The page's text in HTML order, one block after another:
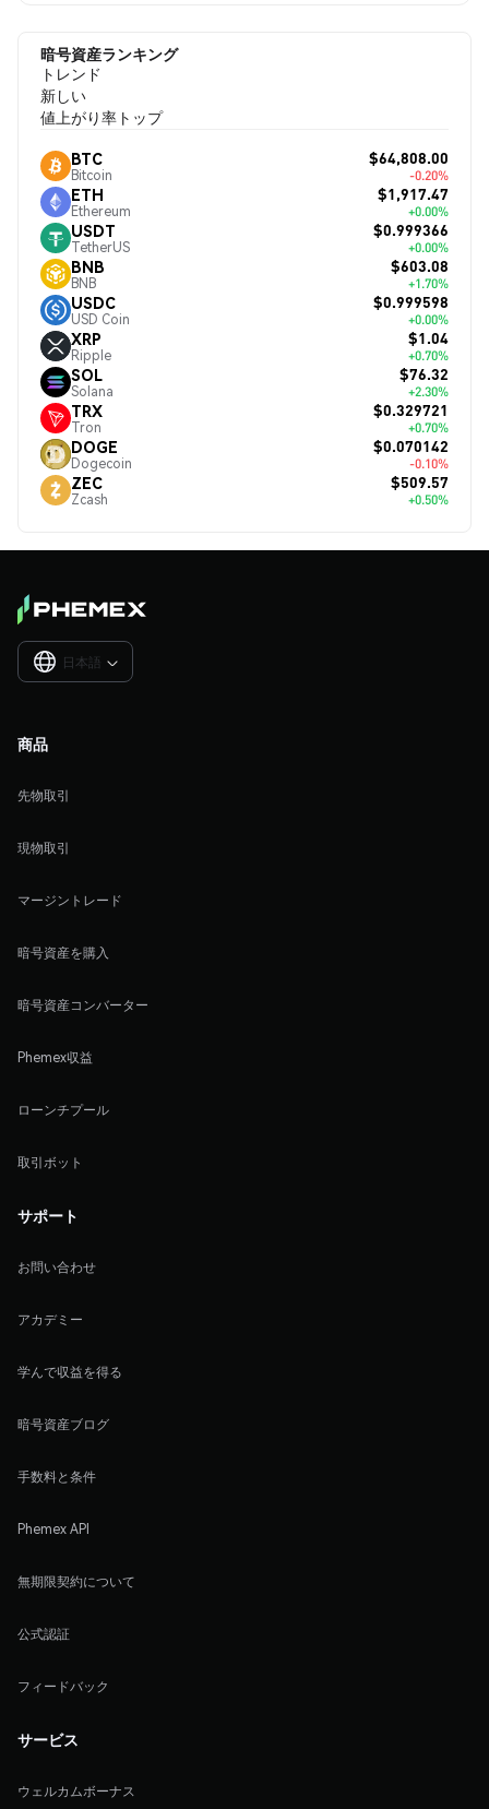
暗号資産ランキング
トレンド
新しい
値上がり率トップ
BTC
Bitcoin
$64,808.00
-0.20%
ETH
Ethereum
$1,917.47
+0.00%
USDT
TetherUS
$0.999366
+0.00%
BNB
BNB
$603.08
+1.70%
USDC
USD Coin
$0.999598
+0.00%
XRP
Ripple
$1.04
+0.70%
SOL
Solana
$76.32
+2.30%
TRX
Tron
$0.329721
+0.70%
DOGE
Dogecoin
$0.070142
-0.10%
ZEC
Zcash
$509.57
+0.50%
日本語 
商品
先物取引
現物取引
マージントレード
暗号資産を購入
暗号資産コンバーター
Phemex収益
ローンチプール
取引ボット
サポート
お問い合わせ
アカデミー
学んで収益を得る
暗号資産ブログ
手数料と条件
Phemex API
無期限契約について
公式認証
フィードバック
サービス
ウェルカムボーナス